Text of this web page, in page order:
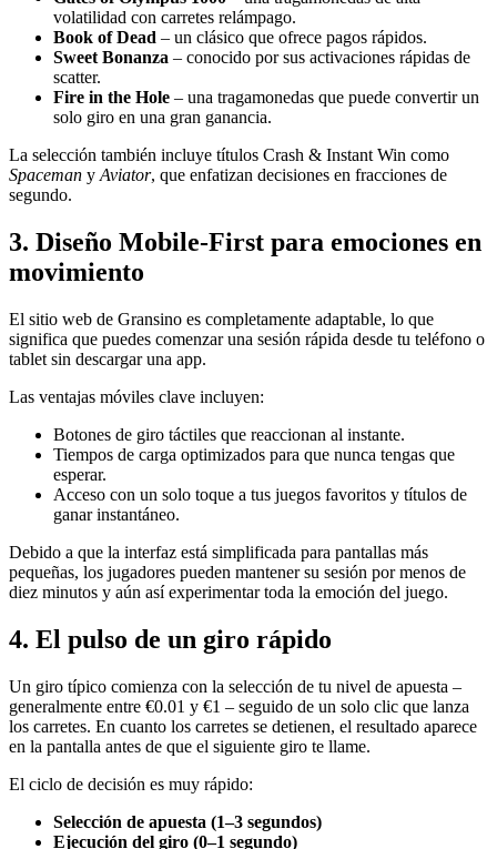
volatilidad con carretes relámpago.
Book of Dead – un clásico que ofrece pagos rápidos.
Sweet Bonanza – conocido por sus activaciones rápidas de
scatter.
Fire in the Hole – una tragamonedas que puede convertir un
solo giro en una gran ganancia.
La selección también incluye títulos Crash & Instant Win como
Spaceman y Aviator, que enfatizan decisiones en fracciones de
segundo.
3. Diseño Mobile‑First para emociones en
movimiento
El sitio web de Gransino es completamente adaptable, lo que
significa que puedes comenzar una sesión rápida desde tu teléfono o
tablet sin descargar una app.
Las ventajas móviles clave incluyen:
Botones de giro táctiles que reaccionan al instante.
Tiempos de carga optimizados para que nunca tengas que
esperar.
Acceso con un solo toque a tus juegos favoritos y títulos de
ganar instantáneo.
Debido a que la interfaz está simplificada para pantallas más
pequeñas, los jugadores pueden mantener su sesión por menos de
diez minutos y aún así experimentar toda la emoción del juego.
4. El pulso de un giro rápido
Un giro típico comienza con la selección de tu nivel de apuesta –
generalmente entre €0.01 y €1 – seguido de un solo clic que lanza
los carretes. En cuanto los carretes se detienen, el resultado aparece
en la pantalla antes de que el siguiente giro te llame.
El ciclo de decisión es muy rápido:
Selección de apuesta (1–3 segundos)
Ejecución del giro (0–1 segundo)